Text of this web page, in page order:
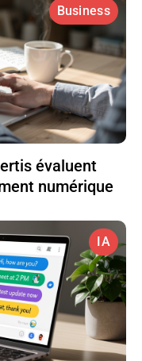
Business
évaluent
numérique
IA